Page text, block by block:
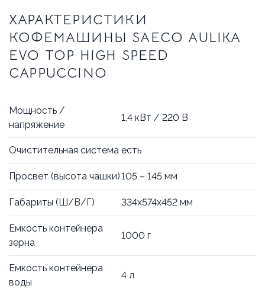
ХАРАКТЕРИСТИКИ
КОФЕМАШИНЫ SAECO AULIKA
EVO TOP HIGH SPEED
CAPPUCCINO
Мощность /
напряжение
1,4 кВт / 220 В
Очистительная система есть
Просвет (высота чашки)105 – 145 мм
Габариты (Ш/В/Г) 334х574х452 мм
Емкость контейнера
зерна
1000 г
Емкость контейнера
воды
4 л